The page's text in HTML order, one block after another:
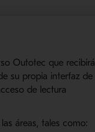
Outotec que recibirá
su propia interfaz de
de lectura
áreas, tales como: